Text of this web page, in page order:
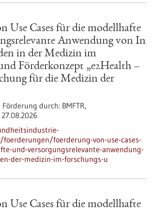
Use Cases für die modellhafte
Anwendung von In
in der Medizin im
Förderkonzept „e2Health –
für die Medizin der
Förderung durch: BMFTR,
27.08.2026
foerderung-von-use-cases-
und-versorgungsrelevante-anwendung-
der-medizin-im-forschungs-u
Use Cases für die modellhafte